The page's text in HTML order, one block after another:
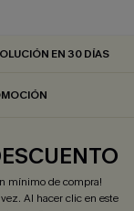
EN 30 DÍAS
mínimo de compra!
Al hacer clic en este